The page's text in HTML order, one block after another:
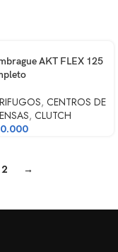
AKT FLEX 125
, CENTROS DE
, CLUTCH
2 →